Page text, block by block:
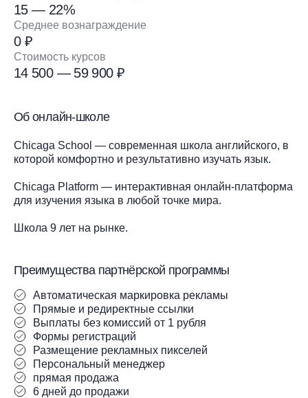
15 — 22%
Среднее вознаграждение
0 ₽
Стоимость курсов
14 500 — 59 900 ₽
Об онлайн-школе
Chicaga School — современная школа английского, в
которой комфортно и результативно изучать язык.
Chicaga Platform — интерактивная онлайн-платформа
для изучения языка в любой точке мира.
Школа 9 лет на рынке.
Преимущества партнёрской программы
Автоматическая маркировка рекламы
Прямые и редиректные ссылки
Выплаты без комиссий от 1 рубля
Формы регистраций
Размещение рекламных пикселей
Персональный менеджер
прямая продажа
6 дней до продажи